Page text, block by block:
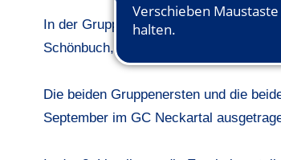
In der Gruppe B ist noch alles
Schönbuch, der an diesem letzten
Die beiden Gruppenersten und die
September im GC Neckartal